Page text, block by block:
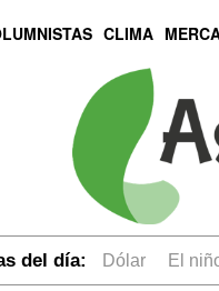
CLIMA
del día: dólar el